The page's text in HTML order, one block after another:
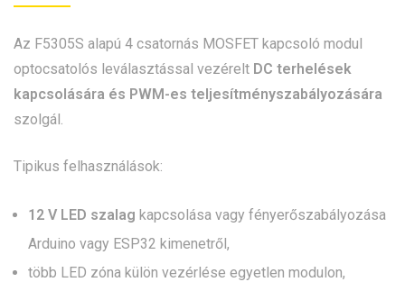
Az F5305S alapú 4 csatornás MOSFET kapcsoló modul
optocsatolós leválasztással vezérelt DC terhelések
kapcsolására és PWM-es teljesítményszabályozására
szolgál.
Tipikus felhasználások:
12 V LED szalag kapcsolása vagy fényerőszabályozása
Arduino vagy ESP32 kimenetről,
több LED zóna külön vezérlése egyetlen modulon,